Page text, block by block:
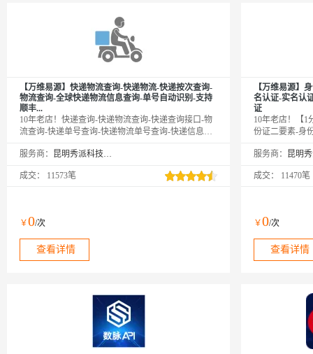
【万维易源】快递物流查询-快递物流-快递按次查询-
物流查询-全球快递物流信息查询-单号自动识别-支持
顺丰...
10年老店！快递查询-快递物流查询-快递查询接口-物
流查询-快递单号查询-快递物流单号查询-快递信息查
司，覆盖顺丰、韵达、中通、申通、圆通、邮政、
天、京东、EMS等快递公司物流查询，与官网同步更
服务商： 昆明秀派科技有限公司
成交： 11573笔
￥0/次
查看详情
【万维易源】
名认证-实名认
证
10年老店！【1
份证二要素-身
证实名认证-身
核验校验-身份
性别、籍贯等
缓存。
服务商：
成交： 11470笔
￥0/次
查看详情